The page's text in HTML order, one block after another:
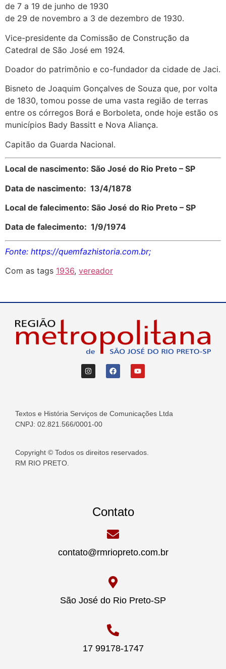
de 7 a 19 de junho de 1930
de 29 de novembro a 3 de dezembro de 1930.
Vice-presidente da Comissão de Construção da
Catedral de São José em 1924.
Doador do patrimônio e co-fundador da cidade de Jaci.
Bisneto de Joaquim Gonçalves de Souza que, por volta
de 1830, tomou posse de uma vasta região de terras
entre os córregos Borá e Borboleta, onde hoje estão os
municípios Bady Bassitt e Nova Aliança.
Capitão da Guarda Nacional.
Local de nascimento: São José do Rio Preto – SP
Data de nascimento: 13/4/1878
Local de falecimento: São José do Rio Preto – SP
Data de falecimento: 1/9/1974
Fonte: https://quemfazhistoria.com.br;
Com as tags 1936, vereador
Textos e História Serviços de Comunicações Ltda
CNPJ: 02.821.566/0001-00
Copyright © Todos os direitos reservados.
RM RIO PRETO.
Contato
contato@rmriopreto.com.br
São José do Rio Preto-SP
17 99178-1747